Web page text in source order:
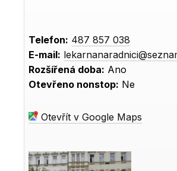
Telefon: 487 857 038
E-mail:
Rozšířená doba: Ano
Otevřeno nonstop: Ne
Otevřít v Google Maps